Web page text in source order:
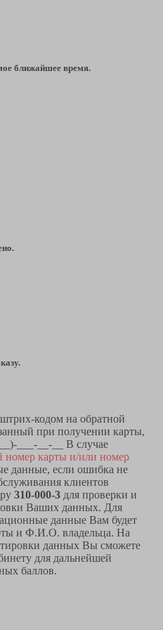
ближайшее время.
кодом на обратной
при получении карты,
___-__-__ В случае
номер карты и/или номер
данные, если ошибка не
клиентов
310-000-3 для проверки и
Ваших данных. Для
данные Вам будет
и Ф.И.О. владельца. На
данных Вы сможете
для дальнейшей
баллов.